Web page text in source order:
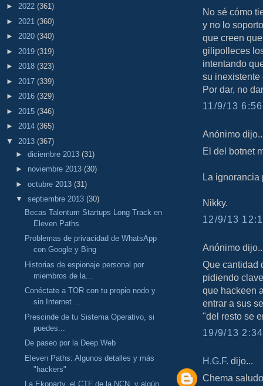
► 2022 (361)
► 2021 (360)
► 2020 (340)
► 2019 (319)
► 2018 (323)
► 2017 (339)
► 2016 (329)
► 2015 (346)
► 2014 (365)
▼ 2013 (367)
► diciembre 2013 (31)
► noviembre 2013 (30)
► octubre 2013 (31)
▼ septiembre 2013 (30)
Becas Talentum Startups Long Track en
Eleven Paths
Problemas de privacidad de WhatsApp
con Google y Bing
Historias de espionaje personal por
miembros de la...
Conéctate a TOR con tu propio nodo y
sin Internet ...
Prescinde de tu Sistema Operativo, si
puedes...
De paseo por la Deep Web
Eleven Paths: Algunos detalles y más
"hackers"
La Ekoparty, el CTF de la NCN, y algún
No sé cómo
y no lo
que creen
gilipolleces
intentando
su inexistente
Por dar, no
11/9/13
Anónimo
El del botnet
La ignorancia
Nikky.
12/9/13
Anónimo
Que cantidad
pidiendo
que hackeen
entrar a sus
"del resto se
19/9/13
H.G.F. dijo...
Chema